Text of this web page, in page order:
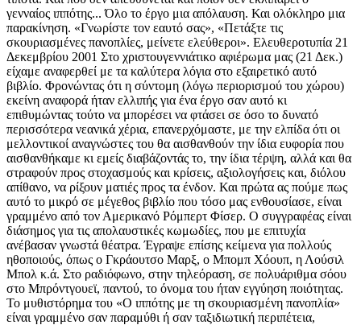
γενναίος ιππότης... Όλο το έργο μια απόλαυση. Και ολόκληρο μια
παρακίνηση. «Γνωρίστε τον εαυτό σας», «Πετάξτε τις
σκουριασμένες πανοπλίες, μείνετε ελεύθεροι». Ελευθεροτυπία 21
Δεκεμβρίου 2001 Στο χριστουγεννιάτικο αφιέρωμα μας (21 Δεκ.)
είχαμε αναφερθεί με τα καλύτερα λόγια στο εξαιρετικό αυτό
βιβλίο. Φρονώντας ότι η σύντομη (λόγω περιορισμού του χώρου)
εκείνη αναφορά ήταν ελλιπής για ένα έργο σαν αυτό κι
επιθυμώντας τούτο να μπορέσει να φτάσει σε όσο το δυνατό
περισσότερα νεανικά χέρια, επανερχόμαστε, με την ελπίδα ότι οι
μελλοντικοί αναγνώστες του θα αισθανθούν την ίδια ευφορία που
αισθανθήκαμε κι εμείς διαβάζοντάς το, την ίδια τέρψη, αλλά και θα
στραφούν προς στοχασμούς και κρίσεις, αξιολογήσεις και, διόλου
απίθανο, να ρίξουν ματιές προς τα ένδον. Και πρώτα ας πούμε πως
αυτό το μικρό σε μέγεθος βιβλίο που τόσο μας ενθουσίασε, είναι
γραμμένο από τον Αμερικανό Ρόμπερτ Φίσερ. Ο συγγραφέας είναι
διάσημος για τις απολαυστικές κωμωδίες, που με επιτυχία
ανέβασαν γνωστά θέατρα. Έγραψε επίσης κείμενα για πολλούς
ηθοποιούς, όπως ο Γκράουτσο Μαρξ, ο Μπομπ Χόουπ, η Λούσιλ
Μπολ κ.ά. Στο ραδιόφωνο, στην τηλεόραση, σε πολυάριθμα σόου
στο Μπρόντγουεϊ, παντού, το όνομα του ήταν εγγύηση ποιότητας.
Το μυθιστόρημα του «Ο ιππότης με τη σκουριασμένη πανοπλία»
είναι γραμμένο σαν παραμύθι ή σαν ταξιδιωτική περιπέτεια,